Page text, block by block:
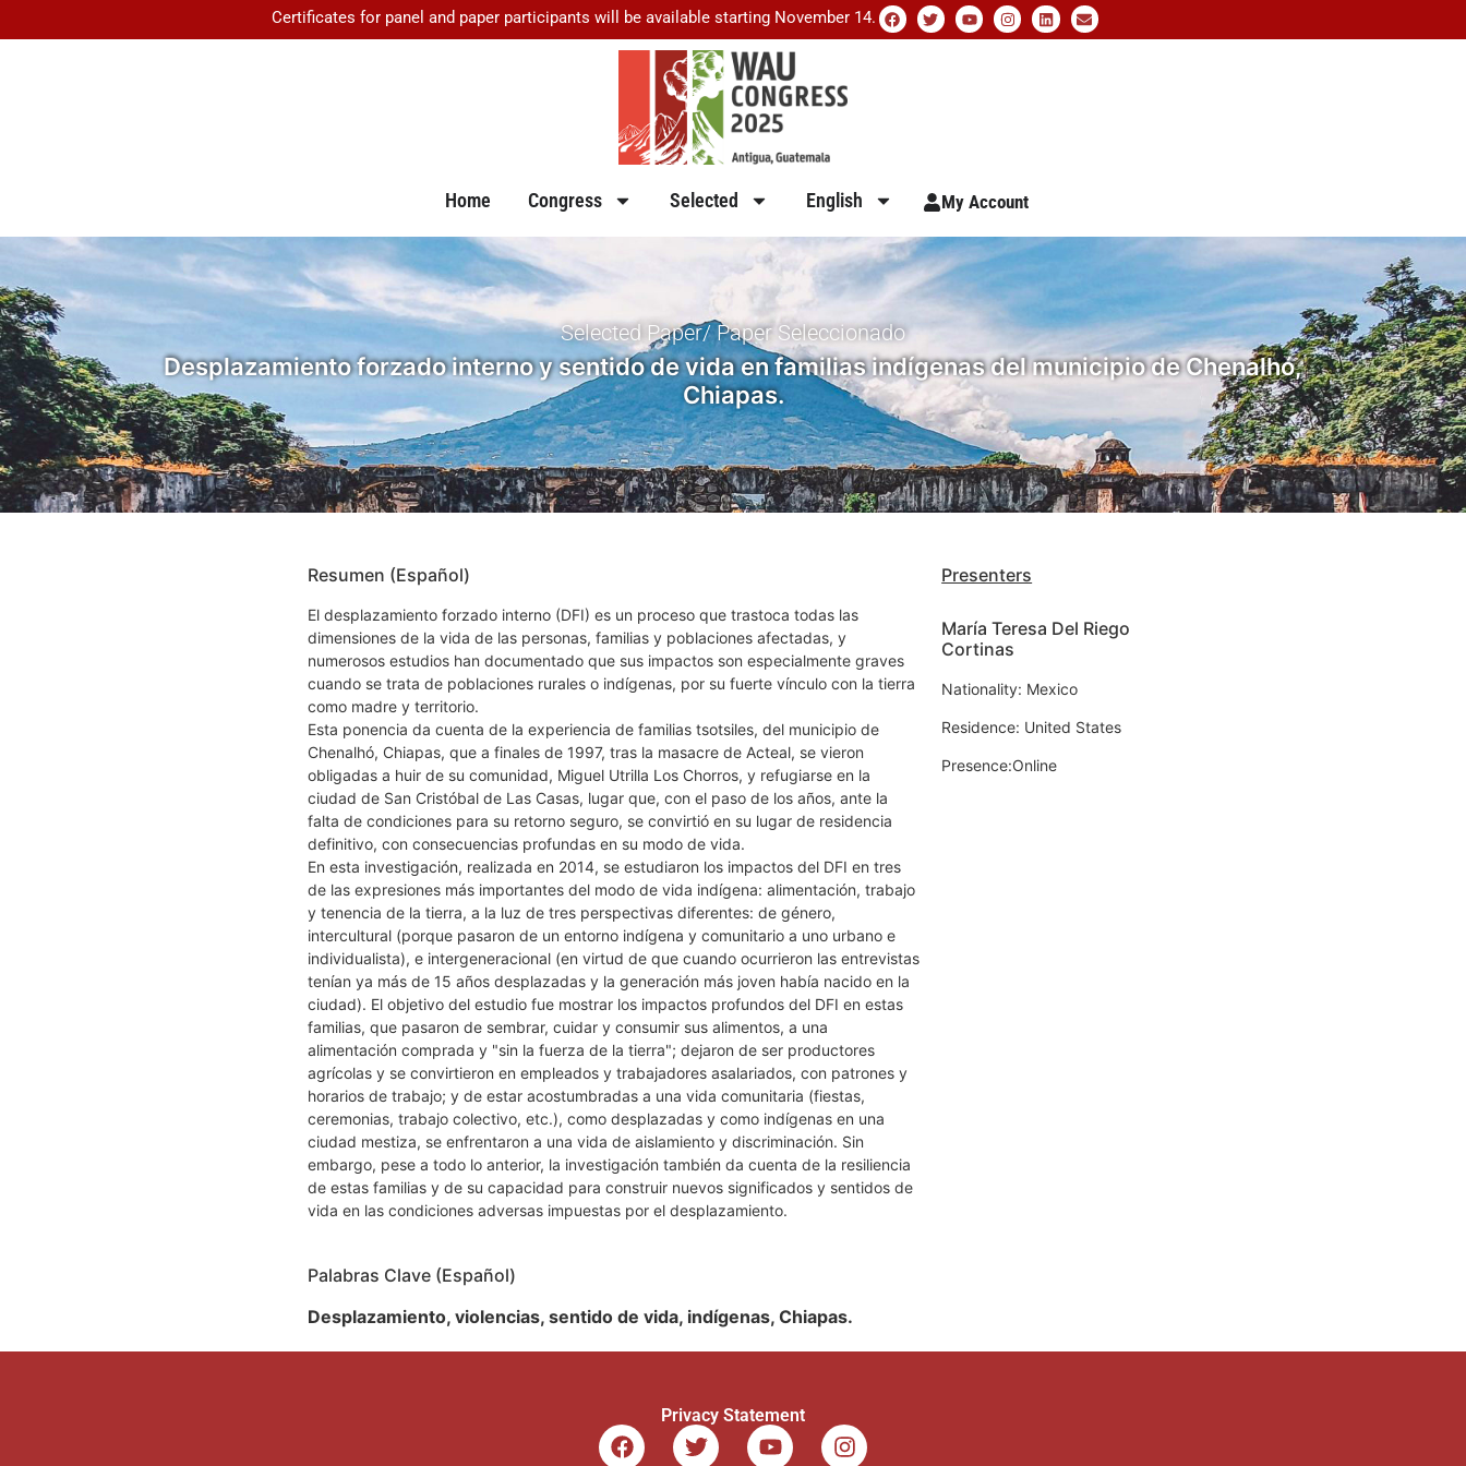
Certificates for panel and paper participants will be available starting November 14.
Home Congress Selected English My Account
Selected Paper/ Paper Seleccionado
Desplazamiento forzado interno y sentido de vida en familias indígenas del municipio de Chenalhó,
Chiapas.
Resumen (Español)
El desplazamiento forzado interno (DFI) es un proceso que trastoca todas las
dimensiones de la vida de las personas, familias y poblaciones afectadas, y
numerosos estudios han documentado que sus impactos son especialmente graves
cuando se trata de poblaciones rurales o indígenas, por su fuerte vínculo con la tierra
como madre y territorio.
Esta ponencia da cuenta de la experiencia de familias tsotsiles, del municipio de
Chenalhó, Chiapas, que a finales de 1997, tras la masacre de Acteal, se vieron
obligadas a huir de su comunidad, Miguel Utrilla Los Chorros, y refugiarse en la
ciudad de San Cristóbal de Las Casas, lugar que, con el paso de los años, ante la
falta de condiciones para su retorno seguro, se convirtió en su lugar de residencia
definitivo, con consecuencias profundas en su modo de vida.
En esta investigación, realizada en 2014, se estudiaron los impactos del DFI en tres
de las expresiones más importantes del modo de vida indígena: alimentación, trabajo
y tenencia de la tierra, a la luz de tres perspectivas diferentes: de género,
intercultural (porque pasaron de un entorno indígena y comunitario a uno urbano e
individualista), e intergeneracional (en virtud de que cuando ocurrieron las entrevistas
tenían ya más de 15 años desplazadas y la generación más joven había nacido en la
ciudad). El objetivo del estudio fue mostrar los impactos profundos del DFI en estas
familias, que pasaron de sembrar, cuidar y consumir sus alimentos, a una
alimentación comprada y "sin la fuerza de la tierra"; dejaron de ser productores
agrícolas y se convirtieron en empleados y trabajadores asalariados, con patrones y
horarios de trabajo; y de estar acostumbradas a una vida comunitaria (fiestas,
ceremonias, trabajo colectivo, etc.), como desplazadas y como indígenas en una
ciudad mestiza, se enfrentaron a una vida de aislamiento y discriminación. Sin
embargo, pese a todo lo anterior, la investigación también da cuenta de la resiliencia
de estas familias y de su capacidad para construir nuevos significados y sentidos de
vida en las condiciones adversas impuestas por el desplazamiento.
Palabras Clave (Español)
Desplazamiento, violencias, sentido de vida, indígenas, Chiapas.
Presenters
María Teresa Del Riego
Cortinas
Nationality: Mexico
Residence: United States
Presence:Online
Privacy Statement